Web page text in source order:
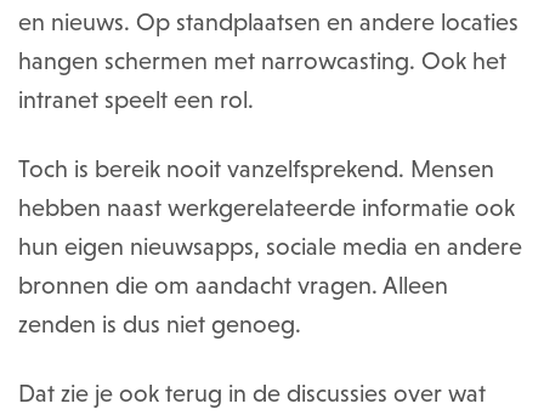
en nieuws. Op standplaatsen en andere locaties
hangen schermen met narrowcasting. Ook het
intranet speelt een rol.
Toch is bereik nooit vanzelfsprekend. Mensen
hebben naast werkgerelateerde informatie ook
hun eigen nieuwsapps, sociale media en andere
bronnen die om aandacht vragen. Alleen
zenden is dus niet genoeg.
Dat zie je ook terug in de discussies over wat